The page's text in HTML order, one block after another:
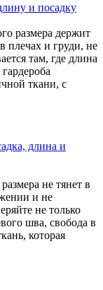
и посадку
размера держит
плечах и груди, не
там, где длина
ткани, с
длина и
не тянет в
и не
не только
шва, свобода в
которая